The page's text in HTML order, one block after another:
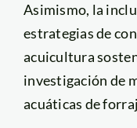
Asimismo, la
estrategias de
acuicultura
investigación de
acuáticas de